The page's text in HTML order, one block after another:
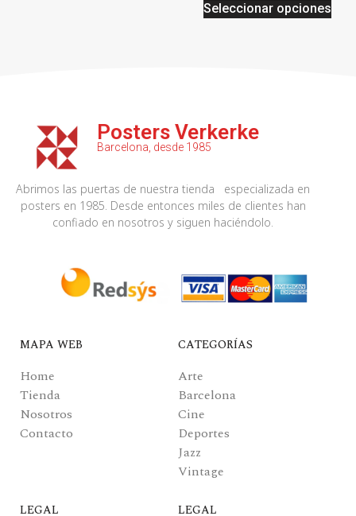
Seleccionar opciones
Posters Verkerke
Barcelona, desde 1985
Abrimos las puertas de nuestra tienda especializada en
posters en 1985. Desde entonces miles de clientes han
confiado en nosotros y siguen haciéndolo.
MAPA WEB
Home
Tienda
Nosotros
Contacto
CATEGORÍAS
Arte
Barcelona
Cine
Deportes
Jazz
Vintage
LEGAL LEGAL